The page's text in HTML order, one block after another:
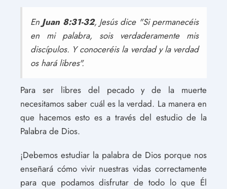
En Juan 8:31-32, Jesús dice "Si permanecéis
en mi palabra, sois verdaderamente mis
discípulos. Y conoceréis la verdad y la verdad
os hará libres".
Para ser libres del pecado y de la muerte
necesitamos saber cuál es la verdad. La manera en
que hacemos esto es a través del estudio de la
Palabra de Dios.
¡Debemos estudiar la palabra de Dios porque nos
enseñará cómo vivir nuestras vidas correctamente
para que podamos disfrutar de todo lo que Él